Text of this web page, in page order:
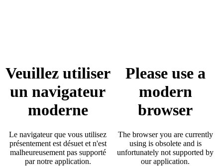
Veuillez utiliser
un navigateur
moderne
Le navigateur que vous utilisez
présentement est désuet et n'est
malheureusement pas supporté
par notre application.
Please use a
modern
browser
The browser you are currently
using is obsolete and is
unfortunately not supported by
our application.